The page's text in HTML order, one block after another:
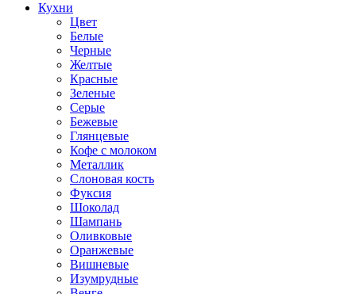
Кухни
Цвет
Белые
Черные
Желтые
Красные
Зеленые
Серые
Бежевые
Глянцевые
Кофе с молоком
Металлик
Слоновая кость
Фуксия
Шоколад
Шампань
Оливковые
Оранжевые
Вишневые
Изумрудные